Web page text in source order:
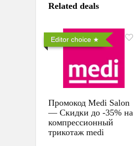
Related deals
Editor choice
Промокод Medi Salon
— Скидки до -35% на
компрессионный
трикотаж medi